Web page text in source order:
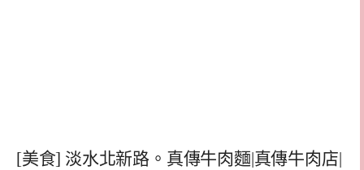
[美食] 淡水北新路。真傳牛肉麵|真傳牛肉店|